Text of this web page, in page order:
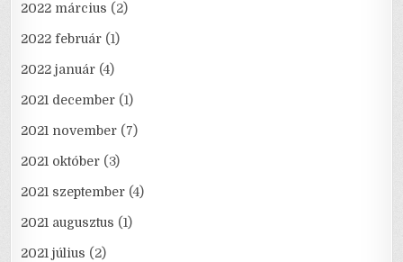
2022 március (2)
2022 február (1)
2022 január (4)
2021 december (1)
2021 november (7)
2021 október (3)
2021 szeptember (4)
2021 augusztus (1)
2021 július (2)